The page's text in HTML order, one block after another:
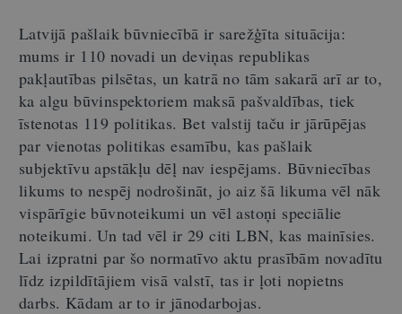
Latvijā pašlaik būvniecībā ir sarežģīta situācija:
mums ir 110 novadi un deviņas republikas
pakļautības pilsētas, un katrā no tām sakarā arī ar to,
ka algu būvinspektoriem maksā pašvaldības, tiek
īstenotas 119 politikas. Bet valstij taču ir jārūpējas
par vienotas politikas esamību, kas pašlaik
subjektīvu apstākļu dēļ nav iespējams. Būvniecības
likums to nespēj nodrošināt, jo aiz šā likuma vēl nāk
vispārīgie būvnoteikumi un vēl astoņi speciālie
noteikumi. Un tad vēl ir 29 citi LBN, kas mainīsies.
Lai izpratni par šo normatīvo aktu prasībām novadītu
līdz izpildītājiem visā valstī, tas ir ļoti nopietns
darbs. Kādam ar to ir jānodarbojas.